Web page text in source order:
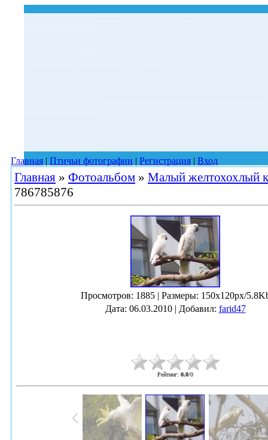
Главная | Птичьи фотографии | Регистрация | Вход
Главная » Фотоальбом » Малый желтохохлый
786785876
Просмотров: 1885 | Размеры: 150x120px/
Дата: 06.03.2010 | Добавил: farid47
Рейтинг: 0.0/0